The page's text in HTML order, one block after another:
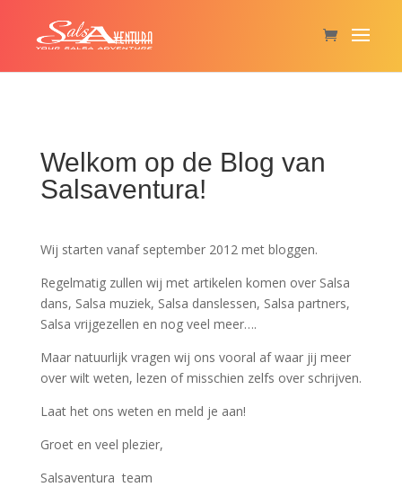
Welkom op de Blog van
Salsaventura!
Wij starten vanaf september 2012 met bloggen.
Regelmatig zullen wij met artikelen komen over Salsa
dans, Salsa muziek, Salsa danslessen, Salsa partners,
Salsa vrijgezellen en nog veel meer….
Maar natuurlijk vragen wij ons vooral af waar jij meer
over wilt weten, lezen of misschien zelfs over schrijven.
Laat het ons weten en meld je aan!
Groet en veel plezier,
Salsaventura team